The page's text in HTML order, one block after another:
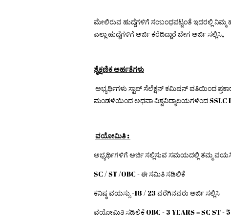
ಮೇಲಿರುವ ಹುದ್ದೆಗಳಿಗೆ ಸಂಬಂಧಪಟ್ಟಂತೆ ಇದರಲ್ಲಿ ನಿಮ್ಮ
ಎಲ್ಲಾ ಹುದ್ದೆಗಳಿಗೆ ಅರ್ಜಿ ಕರೆದಿದ್ದಾರೆ ಬೇಗ ಅರ್ಜಿ ಸಲ್ಲಿಸಿ,
ಶೈಕ್ಷಣಿಕ ಅರ್ಹತೆಗಳು
ಅಭ್ಯರ್ಥಿಗಳು ಸ್ಟಾಪ್ ಸೆಲೆಕ್ಷನ್ ಕಮಿಷನ್ ವತಿಯಿಂದ
ಮಂಡಳಿಯಿಂದ ಅಥವಾ ವಿಶ್ವವಿದ್ಯಾಲಯಗಳಿಂದ SSLC
ವಯೋಮಿತಿ :
ಅಭ್ಯರ್ಥಿಗಳಿಗೆ ಅರ್ಜಿ ಸಲ್ಲಿಸುವ ಸಮಯದಲ್ಲಿ ತಮ್ಮ
SC / ST /OBC - ಈ ಸಮಿತಿ ಸಡಿಲಿಕೆ
ಕನಿಷ್ಠ ವಯಸ್ಸು -18 / 23 ವರೆಗಿನವರು ಅರ್ಜಿ ಸಲ್ಲಿಸಿ
ವಯೋಮಿತಿ ಸಡಿಲಿಕೆ OBC - 3 YEARS = SC ST - 5